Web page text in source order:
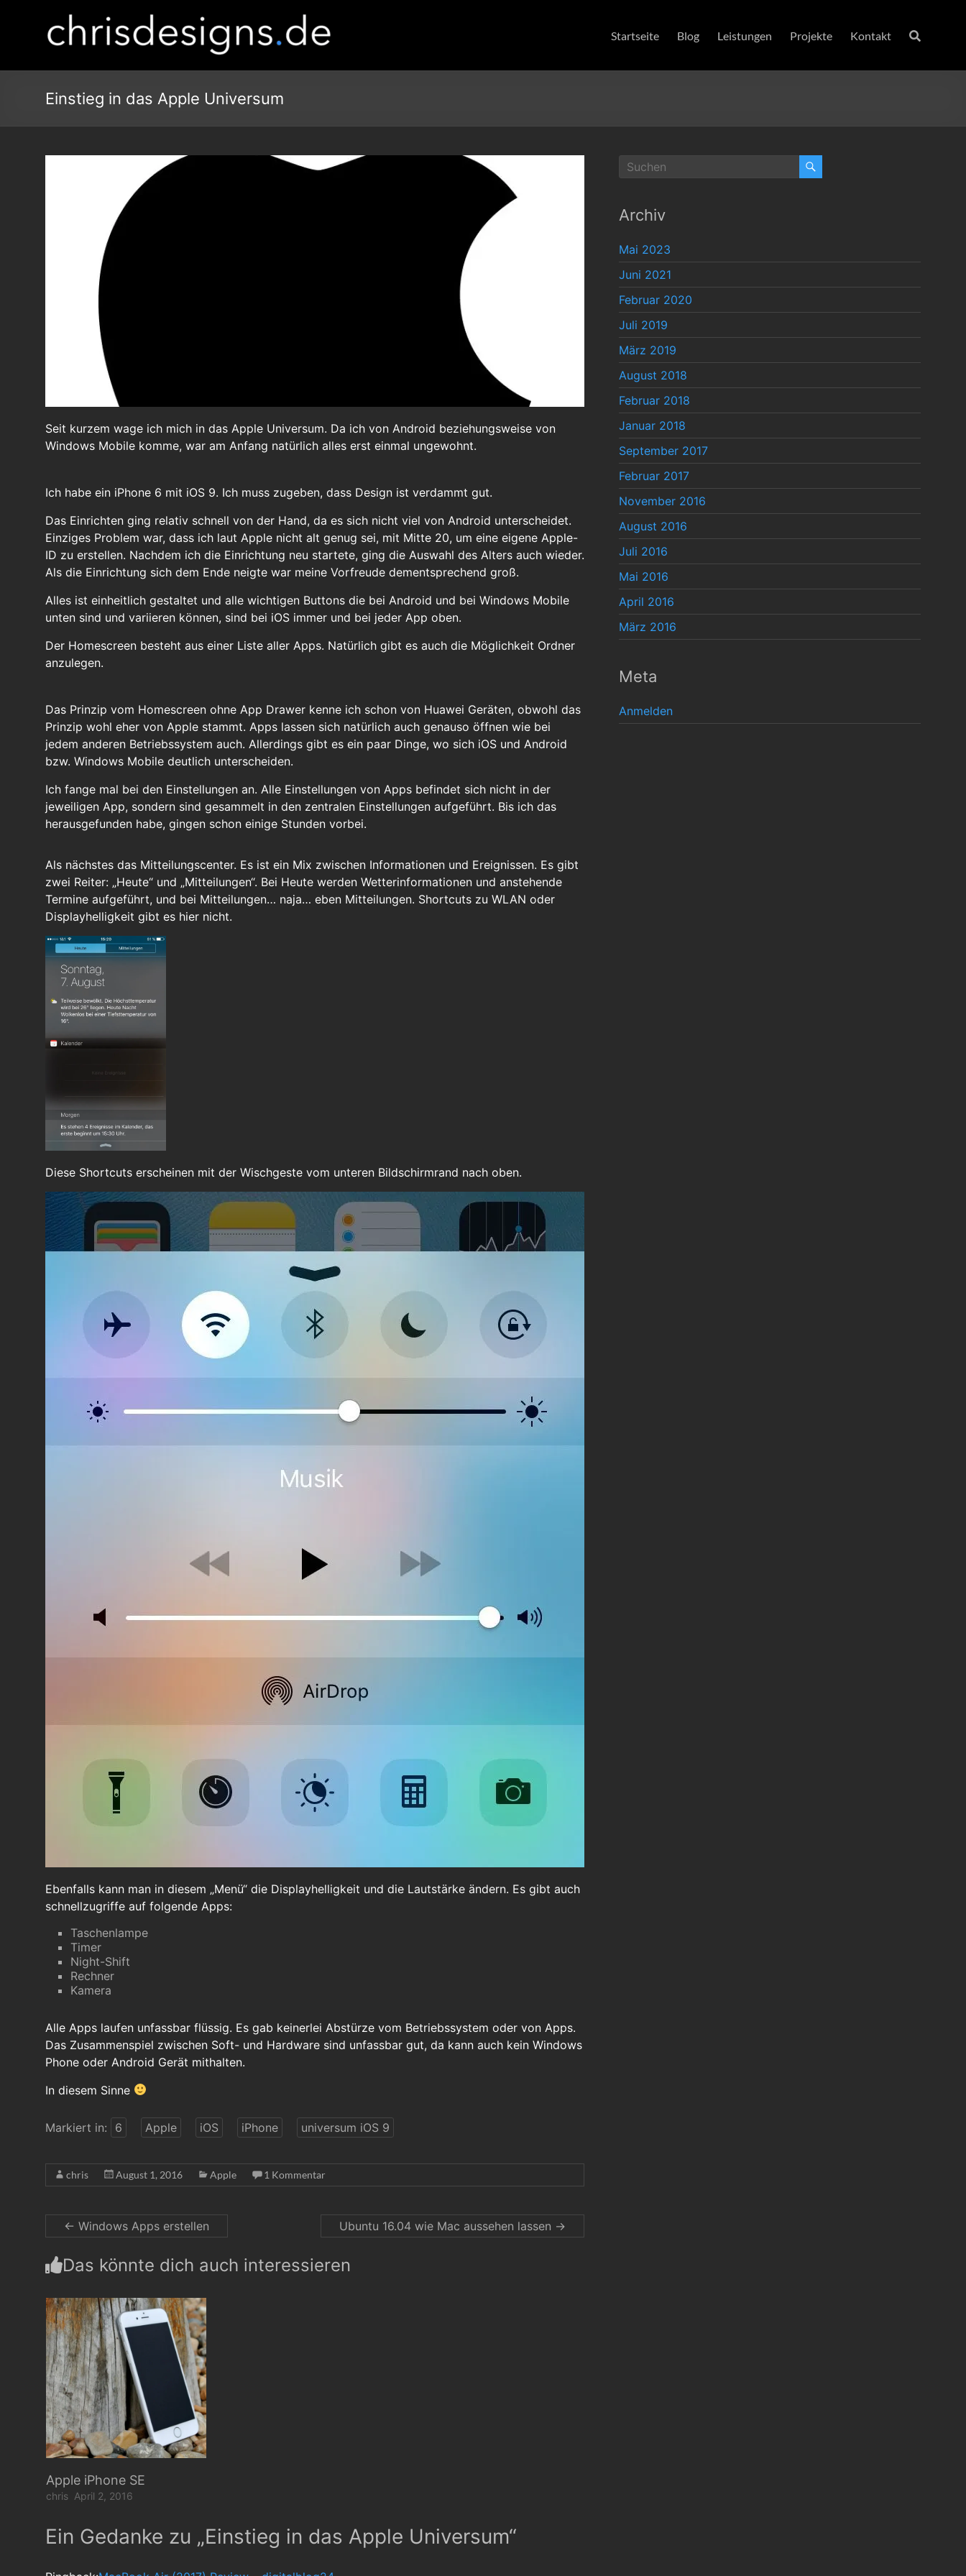
Startseite Blog Leistungen Projekte Kontakt
Einstieg in das Apple Universum
Seit kurzem wage ich mich in das Apple Universum. Da ich von Android beziehungsweise von
Windows Mobile komme, war am Anfang natürlich alles erst einmal ungewohnt.
Ich habe ein iPhone 6 mit iOS 9. Ich muss zugeben, dass Design ist verdammt gut.
Das Einrichten ging relativ schnell von der Hand, da es sich nicht viel von Android unterscheidet.
Einziges Problem war, dass ich laut Apple nicht alt genug sei, mit Mitte 20, um eine eigene Apple-
ID zu erstellen. Nachdem ich die Einrichtung neu startete, ging die Auswahl des Alters auch wieder.
Als die Einrichtung sich dem Ende neigte war meine Vorfreude dementsprechend groß.
Alles ist einheitlich gestaltet und alle wichtigen Buttons die bei Android und bei Windows Mobile
unten sind und variieren können, sind bei iOS immer und bei jeder App oben.
Der Homescreen besteht aus einer Liste aller Apps. Natürlich gibt es auch die Möglichkeit Ordner
anzulegen.
Das Prinzip vom Homescreen ohne App Drawer kenne ich schon von Huawei Geräten, obwohl das
Prinzip wohl eher von Apple stammt. Apps lassen sich natürlich auch genauso öffnen wie bei
jedem anderen Betriebssystem auch. Allerdings gibt es ein paar Dinge, wo sich iOS und Android
bzw. Windows Mobile deutlich unterscheiden.
Ich fange mal bei den Einstellungen an. Alle Einstellungen von Apps befindet sich nicht in der
jeweiligen App, sondern sind gesammelt in den zentralen Einstellungen aufgeführt. Bis ich das
herausgefunden habe, gingen schon einige Stunden vorbei.
Als nächstes das Mitteilungscenter. Es ist ein Mix zwischen Informationen und Ereignissen. Es gibt
zwei Reiter: „Heute“ und „Mitteilungen“. Bei Heute werden Wetterinformationen und anstehende
Termine aufgeführt, und bei Mitteilungen… naja… eben Mitteilungen. Shortcuts zu WLAN oder
Displayhelligkeit gibt es hier nicht.
Diese Shortcuts erscheinen mit der Wischgeste vom unteren Bildschirmrand nach oben.
Ebenfalls kann man in diesem „Menü“ die Displayhelligkeit und die Lautstärke ändern. Es gibt auch
schnellzugriffe auf folgende Apps:
Taschenlampe
Timer
Night-Shift
Rechner
Kamera
Alle Apps laufen unfassbar flüssig. Es gab keinerlei Abstürze vom Betriebssystem oder von Apps.
Das Zusammenspiel zwischen Soft- und Hardware sind unfassbar gut, da kann auch kein Windows
Phone oder Android Gerät mithalten.
In diesem Sinne
Markiert in: 6 Apple iOS iPhone universum iOS 9
chris August 1, 2016 Apple 1 Kommentar
← Windows Apps erstellen Ubuntu 16.04 wie Mac aussehen lassen →
Das könnte dich auch interessieren
Apple iPhone SE
chris April 2, 2016
Ein Gedanke zu „Einstieg in das Apple Universum“
Archiv
Mai 2023
Juni 2021
Februar 2020
Juli 2019
März 2019
August 2018
Februar 2018
Januar 2018
September 2017
Februar 2017
November 2016
August 2016
Juli 2016
Mai 2016
April 2016
März 2016
Meta
Anmelden